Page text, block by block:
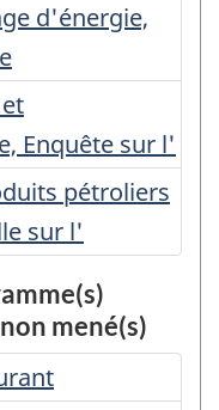
d'énergie,
Enquête sur l'
pétroliers
sur l'
mené(s)